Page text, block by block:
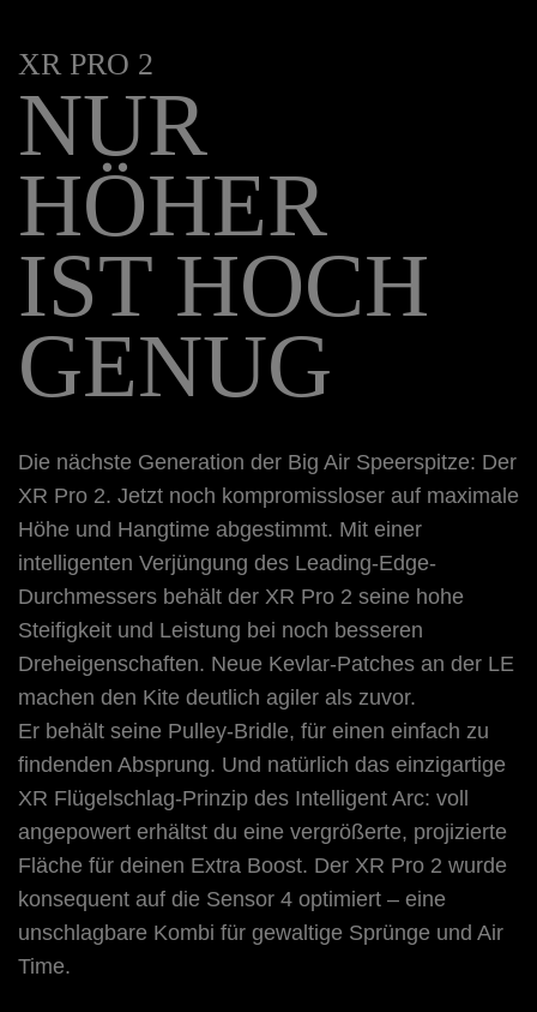
XR PRO 2
NUR
HÖHER
IST HOCH
GENUG
Die nächste Generation der Big Air Speerspitze: Der
XR Pro 2. Jetzt noch kompromissloser auf maximale
Höhe und Hangtime abgestimmt. Mit einer
intelligenten Verjüngung des Leading-Edge-
Durchmessers behält der XR Pro 2 seine hohe
Steifigkeit und Leistung bei noch besseren
Dreheigenschaften. Neue Kevlar-Patches an der LE
machen den Kite deutlich agiler als zuvor.
Er behält seine Pulley-Bridle, für einen einfach zu
findenden Absprung. Und natürlich das einzigartige
XR Flügelschlag-Prinzip des Intelligent Arc: voll
angepowert erhältst du eine vergrößerte, projizierte
Fläche für deinen Extra Boost. Der XR Pro 2 wurde
konsequent auf die Sensor 4 optimiert – eine
unschlagbare Kombi für gewaltige Sprünge und Air
Time.